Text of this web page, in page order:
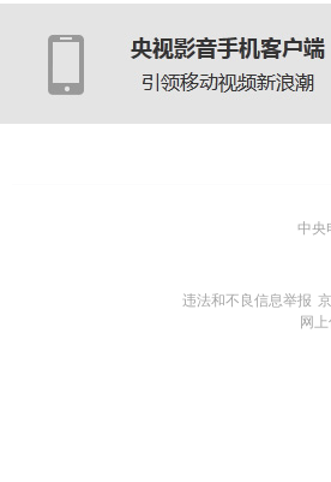
中央
违法和不良信息举报
网